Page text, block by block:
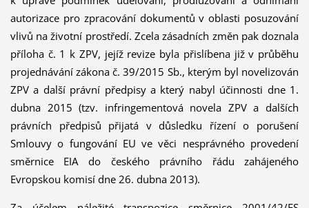
autorizace pro zpracování dokumentů v oblasti posuzování
vlivů na životní prostředí. Zcela zásadních změn pak doznala
příloha č. 1 k ZPV, jejíž revize byla přislíbena již v průběhu
projednávání zákona č. 39/2015 Sb., kterým byl novelizován
ZPV a další právní předpisy a který nabyl účinnosti dne 1.
dubna 2015 (tzv. infringementová novela ZPV a dalších
právních předpisů přijatá v důsledku řízení o porušení
Smlouvy o fungování EU ve věci nesprávného provedení
směrnice EIA do českého právního řádu zahájeného
Evropskou komisí dne 26. dubna 2013).